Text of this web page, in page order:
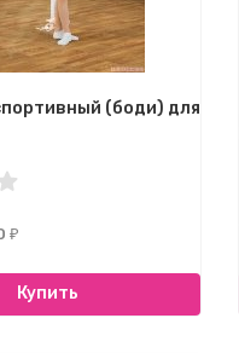
(боди) для
₽
Купить